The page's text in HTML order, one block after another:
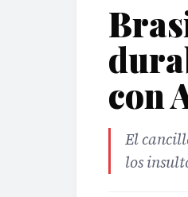
con
El
los